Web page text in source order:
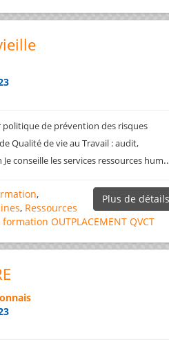
politique de prévention des risques
Qualité de vie au Travail : audit,
conseille les services ressources hum
Plus de détails
,
, Ressources
formation OUTPLACEMENT QVCT